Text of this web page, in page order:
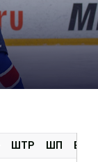
ШТР ШП ВБР